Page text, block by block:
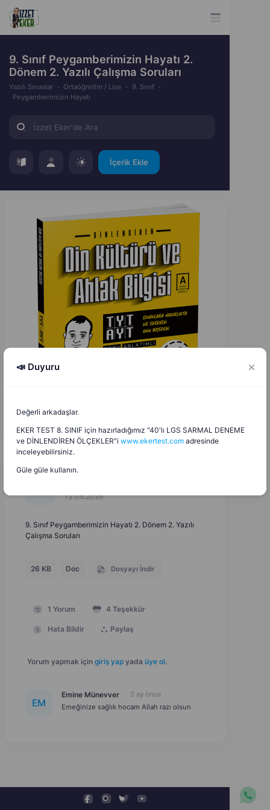
9. Sınıf Peygamberimizin Hayatı 2.
Dönem 2. Yazılı Çalışma Soruları
Yazılı Sınavlar Ortaöğretim / Lise
9. Sınıf
Peygamberimizin Hayatı
İçerik Ekle
13.05.2026
9. Sınıf Peygamberimizin Hayatı 2. Dönem 2. Yazılı
Çalışma Soruları
26 KB Doc Dosyayı İndir
1 Yorum 4 Teşekkür
Hata Bildir Paylaş
Yorum yapmak için giriş yap yada üye ol.
EM
Emine Münevver
2 ay önce
Emeğinize sağlık hocam Allah razı olsun
📣 Duyuru
Değerli arkadaşlar.
EKER TEST 8. SINIF için hazırladığımız "40'lı LGS SARMAL DENEME
ve DİNLENDİREN ÖLÇEKLER"i www.ekertest.com adresinde
inceleyebilirsiniz.
Güle güle kullanın.